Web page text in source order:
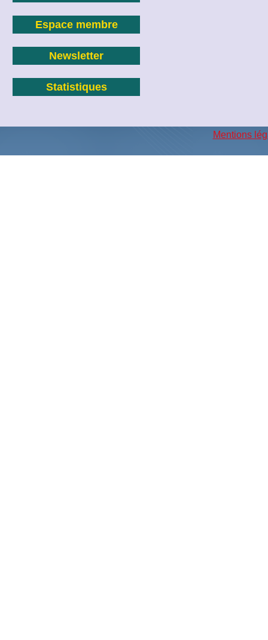
Espace membre
Newsletter
Statistiques
Mentions